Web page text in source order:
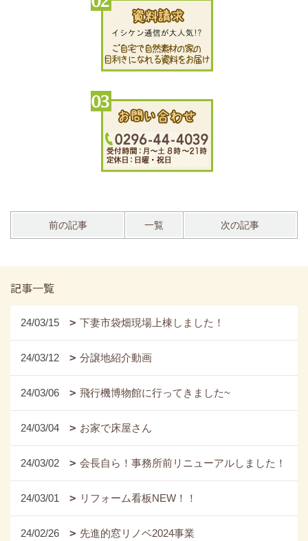
前の記事 一覧 次の記事
記事一覧
24/03/15 下妻市袋畑現場上棟しました！
24/03/12 分譲地紹介動画
24/03/06 飛行機博物館に行ってきました~
24/03/04 お家で床屋さん
24/03/02 会長自ら！事務所前リニューアルしました！
24/03/01 リフォーム看板NEW！！
24/02/26 先進的窓リノベ2024事業